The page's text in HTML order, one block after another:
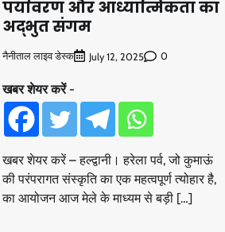
पर्यावरण और आध्यात्मिकता का
अद्भुत संगम
नैनीताल लाइव डेस्क July 12, 2025 0
खबर शेयर करें -
खबर शेयर करें – हल्द्वानी। हरेला पर्व, जो कुमाऊं
की परंपरागत संस्कृति का एक महत्वपूर्ण त्योहार है,
का आयोजन आज मेले के माध्यम से बड़ी […]